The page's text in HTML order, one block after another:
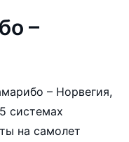
–
– Норвегия,
системах
на самолет